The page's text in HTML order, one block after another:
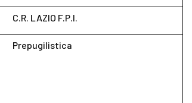
C.R. LAZIO F.P.I.
Prepugilistica